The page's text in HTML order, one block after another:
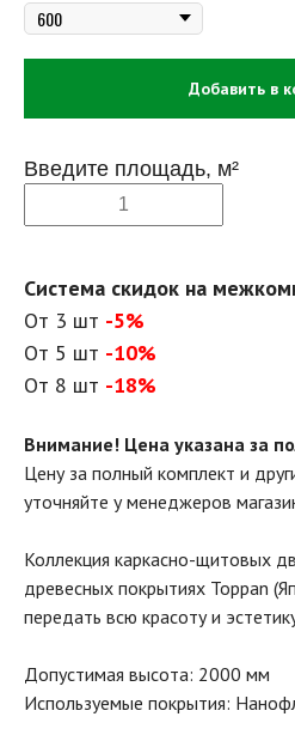
Добавить в
Введите площадь, м²
Система скидок на
От 3 шт -5%
От 5 шт -10%
От 8 шт -18%
Внимание! Цена указана за
Цену за полный комплект и
уточняйте у менеджеров
Коллекция каркасно-щитовых
древесных покрытиях Toppan
передать всю красоту и
Допустимая высота: 2000 мм
Используемые покрытия: